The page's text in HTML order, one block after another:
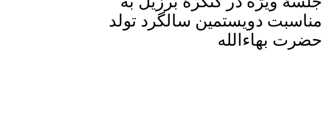
مناسبت دویستمین سالگرد تولد
حضرت بهاءالله